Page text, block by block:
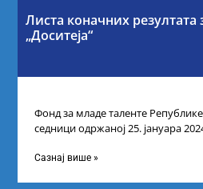
Листа коначних резултата
„Доситеја“
Фонд за младе таленте Републике
седници одржаној 25. јануара
Сазнај више »